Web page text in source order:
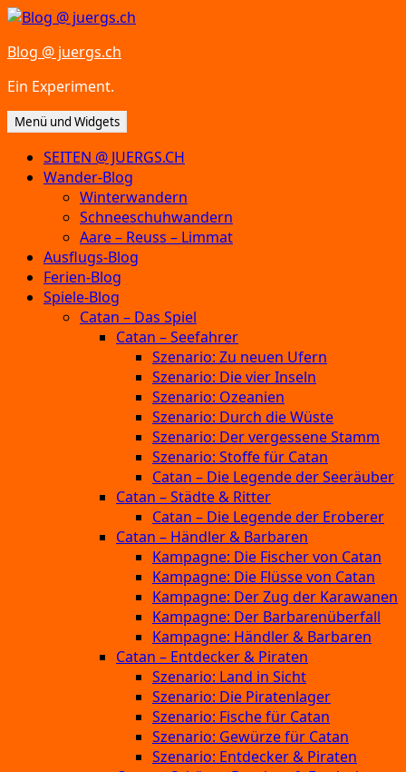
Zum
springen
Blog @ juergs.ch
Ein Experiment.
Menü und Widgets
SEITEN @ JUERGS.CH
Wander-Blog
Winterwandern
Schneeschuhwandern
Aare – Reuss – Limmat
Ausflugs-Blog
Ferien-Blog
Spiele-Blog
Catan – Das Spiel
Catan – Seefahrer
Szenario: Zu neuen Ufern
Szenario: Die vier Inseln
Szenario: Ozeanien
Szenario: Durch die Wüste
Szenario: Der vergessene Stamm
Szenario: Stoffe für Catan
Catan – Die Legende der Seeräuber
Catan – Städte & Ritter
Catan – Die Legende der Eroberer
Catan – Händler & Barbaren
Kampagne: Die Fischer von Catan
Kampagne: Die Flüsse von Catan
Kampagne: Der Zug der Karawanen
Kampagne: Der Barbarenüberfall
Kampagne: Händler & Barbaren
Catan – Entdecker & Piraten
Szenario: Land in Sicht
Szenario: Die Piratenlager
Szenario: Fische für Catan
Szenario: Gewürze für Catan
Szenario: Entdecker & Piraten